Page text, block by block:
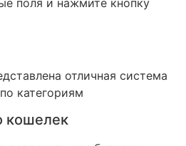
отличная система
категориям
кошелек